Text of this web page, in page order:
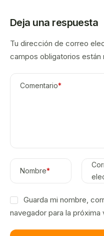
Deja una respuesta
Tu dirección de correo
campos obligatorios están
Comentario*
Nombre*
Guarda mi nombre,
navegador para la